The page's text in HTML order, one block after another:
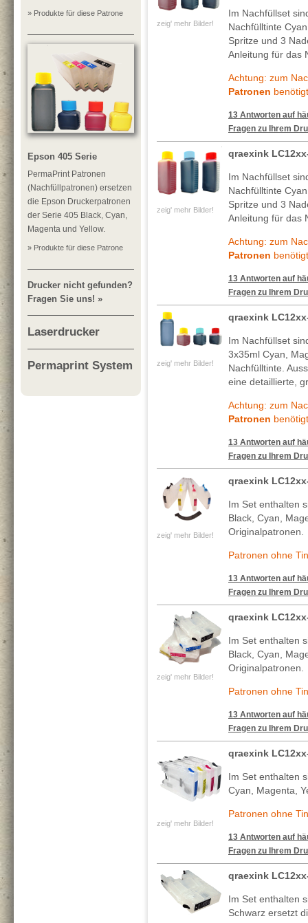
» Produkte für diese Patrone
Epson 405 Serie
PermaPrint Patronen
(Nachfüllpatronen) ersetzen
die Epson Druckerpatronen
der Serie 405 Black, Cyan,
Magenta und Yellow.
» Produkte für diese Patrone
Drucker nicht gefunden?
Fragen Sie uns! »
Laserdrucker
Permaprint System
zeig' mehr Bilder!
Im Nachfüllset
Nachfülltinte
Spritze und 3
Anleitung für das
Achtung: zum
Patronen
13 Antworten auf
Fragen zu Ihrem
zeig' mehr Bilder!
qraexink
Im Nachfüllset
Nachfülltinte
Spritze und 3
Anleitung für das
Achtung: zum
Patronen
13 Antworten auf
Fragen zu Ihrem
zeig' mehr Bilder!
qraexink
Im Nachfüllset
3x35ml Cyan,
Nachfülltinte.
eine detaillierte,
Achtung: zum
Patronen
13 Antworten auf
Fragen zu Ihrem
zeig' mehr Bilder!
qraexink
Im Set enthalten
Black, Cyan,
Originalpatronen.
Patronen ohne
13 Antworten auf
Fragen zu Ihrem
zeig' mehr Bilder!
qraexink
Im Set enthalten
Black, Cyan,
Originalpatronen.
Patronen ohne
13 Antworten auf
Fragen zu Ihrem
zeig' mehr Bilder!
qraexink
Im Set enthalten
Cyan, Magenta,
Patronen ohne
13 Antworten auf
Fragen zu Ihrem
qraexink
Im Set enthalten
Schwarz ersetzt